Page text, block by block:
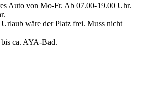
Auto von Mo-Fr. Ab 07.00-19.00 Uhr.
wäre der Platz frei. Muss nicht
ca. AYA-Bad.